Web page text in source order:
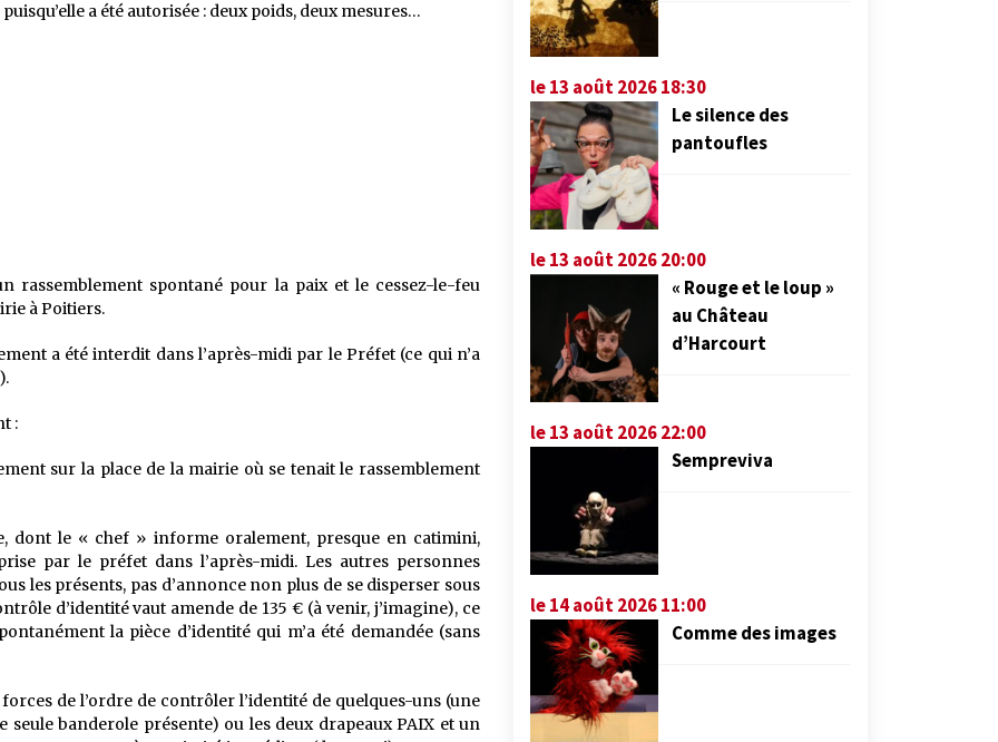
a été autorisée : deux poids, deux mesures…
rassemblement spontané pour la paix et le cessez-le-feu
à Poitiers.
a été interdit dans l’après-midi par le Préfet (ce qui n’a
:
sur la place de la mairie où se tenait le rassemblement
dont le « chef » informe oralement, presque en catimini,
par le préfet dans l’après-midi. Les autres personnes
les présents, pas d’annonce non plus de se disperser sous
d’identité vaut amende de 135 € (à venir, j’imagine), ce
la pièce d’identité qui m’a été demandée (sans
de l’ordre de contrôler l’identité de quelques-uns (une
banderole présente) ou les deux drapeaux PAIX et un
le 13 août 2026 18:30
Le silence des
pantoufles
le 13 août 2026 20:00
« Rouge et le loup »
au Château
d’Harcourt
le 13 août 2026 22:00
Sempreviva
le 14 août 2026 11:00
Comme des images